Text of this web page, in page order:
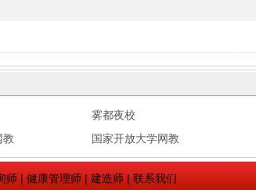
雾都夜校
教 国家开放大学网教
师| 健康管理师| 建造师| 联系我们